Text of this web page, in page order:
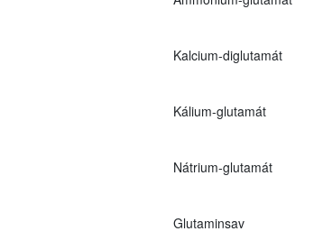
Kalcium-diglutamát
Kálium-glutamát
Nátrium-glutamát
Glutaminsav